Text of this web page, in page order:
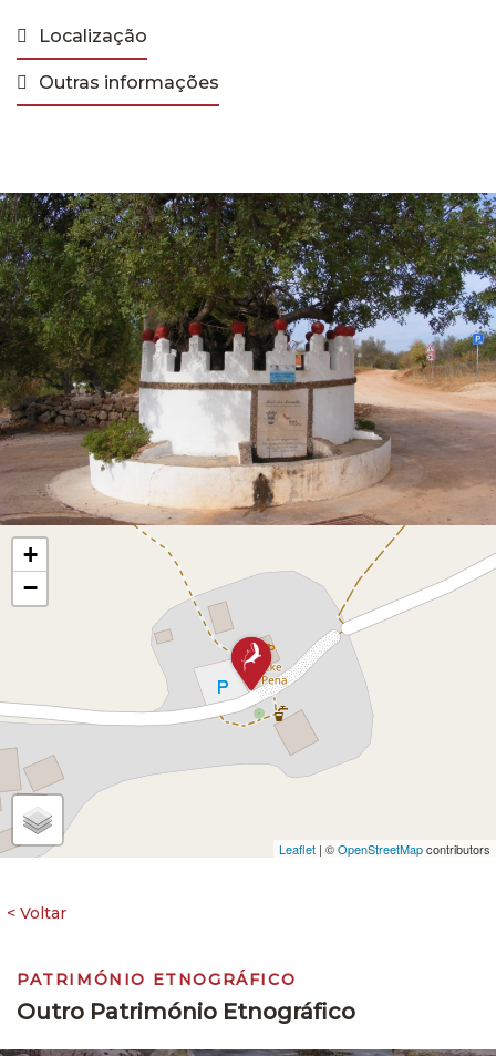
Localização
Outras informações
+
−
Leaflet | ©OpenStreetMapcontributors
PATRIMÓNIO ETNOGRÁFICO
Outro Património Etnográfico